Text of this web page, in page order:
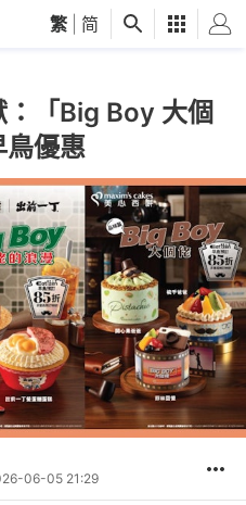
繁 简
「Big Boy 大個
鳥優惠
06-05 21:29